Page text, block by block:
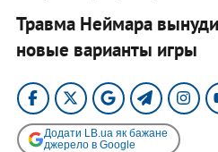
Травма Неймара
новые варианты игры
Додати LB.ua як бажане
джерело в Google